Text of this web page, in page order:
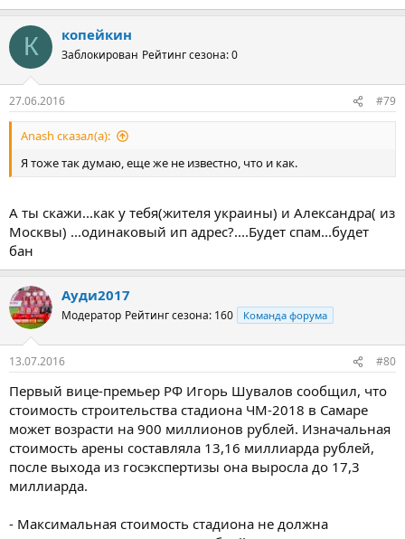
К копейкин
Заблокирован Рейтинг сезона: 0
27.06.2016 #79
Anash сказал(а):
Я тоже так думаю, еще же не известно, что и как.
А ты скажи...как у тебя(жителя украины) и Александра( из
Москвы) ...одинаковый ип адрес?....Будет спам...будет
бан
Ауди2017
Модератор Рейтинг сезона: 160 Команда форума
13.07.2016 #80
Первый вице-премьер РФ Игорь Шувалов сообщил, что
стоимость строительства стадиона ЧМ-2018 в Самаре
может возрасти на 900 миллионов рублей. Изначальная
стоимость арены составляла 13,16 миллиарда рублей,
после выхода из госэкспертизы она выросла до 17,3
миллиарда.
- Максимальная стоимость стадиона не должна